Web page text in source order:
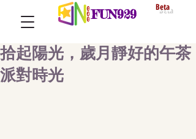
FUN929 Beta
拾起陽光，歲月靜好的午茶
派對時光